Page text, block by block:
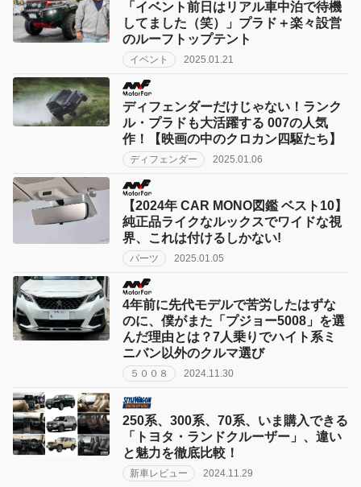
「イベント前日はリアル車中泊で待機
してました（笑）」プラド＋楽々設営
のルーフトップテント
イベント 2025.01.21
ディフェンダーだけじゃない！ランク
ル・プラドも大活躍する 007の人気
作！【映画の中のクロカン四駆たち】
ディフェンダー 2025.01.06
【2024年 CAR MONO図鑑 ベスト10】
純正品ライクなルックスでワイドな視
界、これは付けるしかない!
パーツ 2025.01.05
4年前に先代モデルで苦労したはずな
のに、僕がまた「プジョー5008」を選
んだ理由とは？7人乗りでハイト系ミ
ニバン以外のクルマ選び
５００８ 2024.11.30
250系、300系、70系、いま購入できる
「トヨタ・ランドクルーザー」、違い
と魅力を徹底比較！
新車レビュー 2024.11.29